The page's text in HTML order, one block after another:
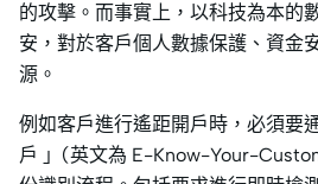
的攻擊。而事實上，以科技為本的
安，對於客戶個人數據保護、資金
源。
例如客戶進行遙距開戶時，必須要
戶 」(英文為 E-Know-Your-